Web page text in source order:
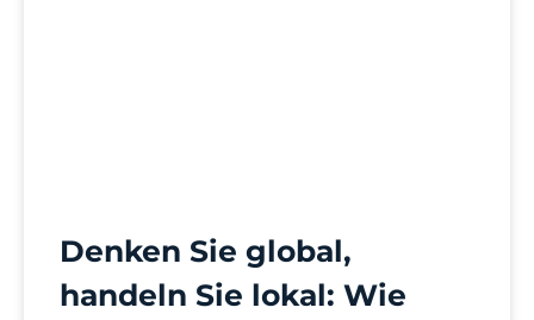
Denken Sie global,
handeln Sie lokal: Wie